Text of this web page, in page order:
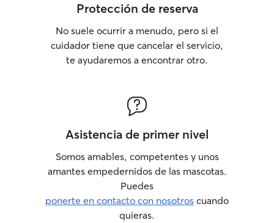
Protección de reserva
No suele ocurrir a menudo, pero si el
cuidador tiene que cancelar el servicio,
te ayudaremos a encontrar otro.
Asistencia de primer nivel
Somos amables, competentes y unos
amantes empedernidos de las mascotas.
Puedes
ponerte en contacto con nosotros cuando
quieras.